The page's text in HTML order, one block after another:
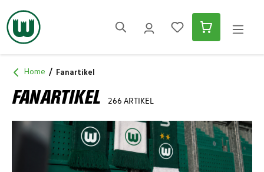
springen
Home Fanartikel
FANARTIKEL 266 ARTIKEL